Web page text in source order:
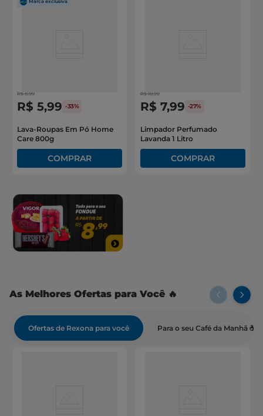
R$ 8,99
R$ 5,99 -33%
Lava-Roupas Em Pó Home
Care 800g
R$ 10,99
R$ 7,99 -27%
Limpador Perfumado
Lavanda 1 Litro
As Melhores Ofertas para Você 🔥
Ofertas de Rexona para você Para o seu Café da Manhã ☕